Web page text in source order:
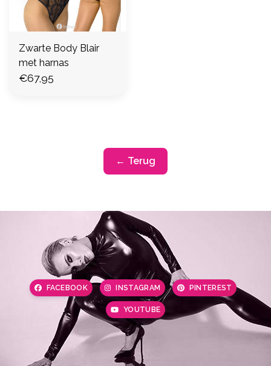
Zwarte Body Blair
met harnas
€67,95
← Terug
FACEBOOK INSTAGRAM PINTEREST
YOUTUBE